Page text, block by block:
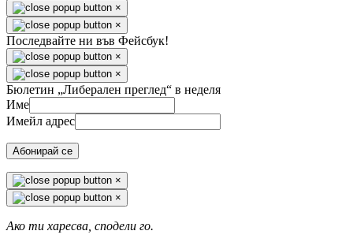
×
×
Последвайте ни във Фейсбук!
×
×
Бюлетин „Либерален преглед“ в неделя
Име
Имейл адрес
Абонирай се
×
×
Ако ти харесва, сподели го.